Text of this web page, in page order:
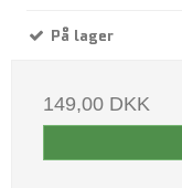
På lager
149,00 DKK